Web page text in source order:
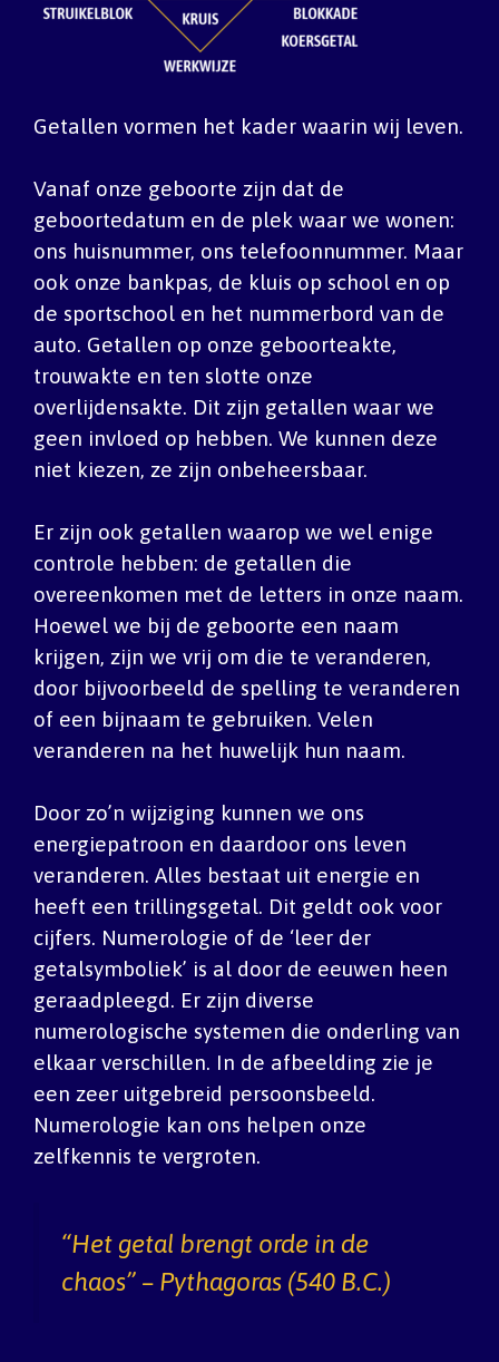
Getallen vormen het kader waarin wij leven.
Vanaf onze geboorte zijn dat de
geboortedatum en de plek waar we wonen:
ons huisnummer, ons telefoonnummer. Maar
ook onze bankpas, de kluis op school en op
de sportschool en het nummerbord van de
auto. Getallen op onze geboorteakte,
trouwakte en ten slotte onze
overlijdensakte. Dit zijn getallen waar we
geen invloed op hebben. We kunnen deze
niet kiezen, ze zijn onbeheersbaar.
Er zijn ook getallen waarop we wel enige
controle hebben: de getallen die
overeenkomen met de letters in onze naam.
Hoewel we bij de geboorte een naam
krijgen, zijn we vrij om die te veranderen,
door bijvoorbeeld de spelling te veranderen
of een bijnaam te gebruiken. Velen
veranderen na het huwelijk hun naam.
Door zo’n wijziging kunnen we ons
energiepatroon en daardoor ons leven
veranderen. Alles bestaat uit energie en
heeft een trillingsgetal. Dit geldt ook voor
cijfers. Numerologie of de ‘leer der
getalsymboliek’ is al door de eeuwen heen
geraadpleegd. Er zijn diverse
numerologische systemen die onderling van
elkaar verschillen. In de afbeelding zie je
een zeer uitgebreid persoonsbeeld.
Numerologie kan ons helpen onze
zelfkennis te vergroten.
“Het getal brengt orde in de
chaos” – Pythagoras (540 B.C.)